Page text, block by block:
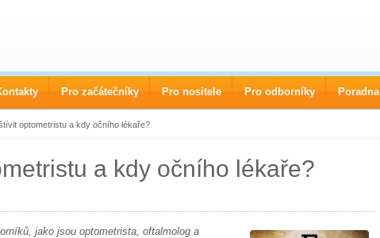
optometristu a kdy očního lékaře?
a kdy očního lékaře?
jako jsou optometrista, oftalmolog a
Pro začátečníky Pro nositele Pro odborníky Poradna